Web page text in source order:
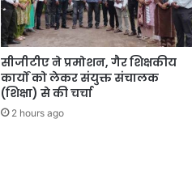
सीजीटीए ने प्रमोशन, गैर शिक्षकीय
कार्यों को लेकर संयुक्त संचालक
(शिक्षा) से की चर्चा
2 hours ago